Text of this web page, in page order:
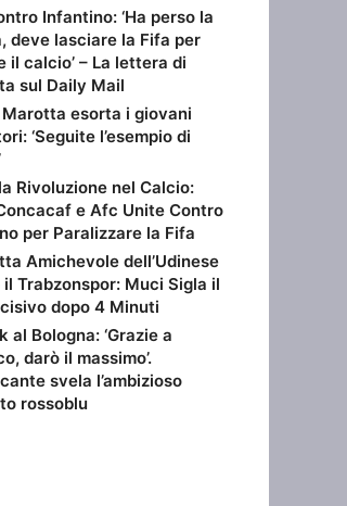
Infantino: ‘Ha perso la
deve lasciare la Fifa per
il calcio’ – La lettera di
sul Daily Mail
Marotta esorta i giovani
‘Seguite l’esempio di
Rivoluzione nel Calcio:
e Afc Unite Contro
per Paralizzare la Fifa
Amichevole dell’Udinese
Trabzonspor: Muci Sigla il
dopo 4 Minuti
al Bologna: ‘Grazie a
darò il massimo’.
svela l’ambizioso
rossoblu